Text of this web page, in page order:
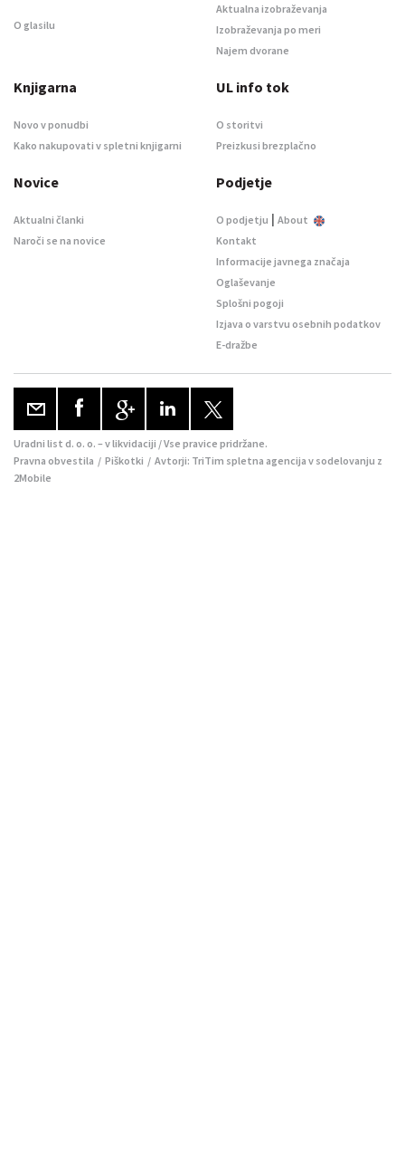
O glasilu
Aktualna izobraževanja
Izobraževanja po meri
Najem dvorane
Knjigarna
Novo v ponudbi
Kako nakupovati v spletni knjigarni
UL info tok
O storitvi
Preizkusi brezplačno
Novice
Aktualni članki
Naroči se na novice
Podjetje
O podjetju | About
Kontakt
Informacije javnega značaja
Oglaševanje
Splošni pogoji
Izjava o varstvu osebnih podatkov
E-dražbe
Uradni list d. o. o. – v likvidaciji / Vse pravice pridržane.
Pravna obvestila / Piškotki / Avtorji: TriTim spletna agencija v sodelovanju z
2Mobile